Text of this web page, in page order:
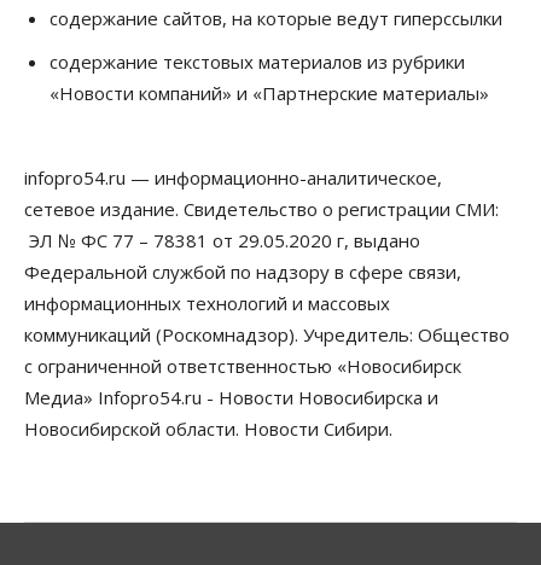
07 Августа 2026, 14:00
07 Августа 2026, 13:55
Авто Общество
Треть автовладельцев в Новосибирской области
«поставили машины на прикол»
07 Августа 2026, 13:00
Власть
Школы, библиотеки, пешеходные тротуары:
депутаты Госдумы контролируют работы на
социальных объектах
07 Августа 2026, 12:35
Синоптики рассказали о погоде в Новосибирске
содержание сайтов, на которые ведут гиперссылки
содержание текстовых материалов из рубрики
«Новости компаний» и «Партнерские материалы»
infopro54.ru — информационно-аналитическое,
сетевое издание. Свидетельство о регистрации СМИ:
ЭЛ № ФС 77 – 78381 от 29.05.2020 г, выдано
Федеральной службой по надзору в сфере связи,
информационных технологий и массовых
коммуникаций (Роскомнадзор). Учредитель: Общество
с ограниченной ответственностью «Новосибирск
Медиа» Infopro54.ru - Новости Новосибирска и
Новосибирской области. Новости Сибири.